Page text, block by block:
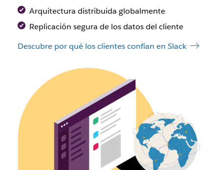
Arquitectura distribuida globalmente
Replicación segura de los datos del cliente
Descubre por qué los clientes confían en Slack